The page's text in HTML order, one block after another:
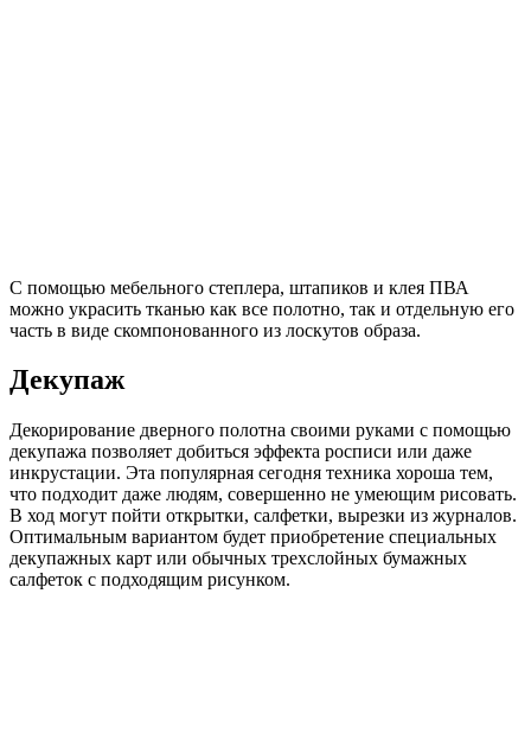
С помощью мебельного степлера, штапиков и клея ПВА
можно украсить тканью как все полотно, так и отдельную его
часть в виде скомпонованного из лоскутов образа.
Декупаж
Декорирование дверного полотна своими руками с помощью
декупажа позволяет добиться эффекта росписи или даже
инкрустации. Эта популярная сегодня техника хороша тем,
что подходит даже людям, совершенно не умеющим рисовать.
В ход могут пойти открытки, салфетки, вырезки из журналов.
Оптимальным вариантом будет приобретение специальных
декупажных карт или обычных трехслойных бумажных
салфеток с подходящим рисунком.